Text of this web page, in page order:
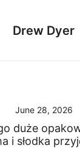
Drew Dyer
June 28, 2026
duże
i słodka